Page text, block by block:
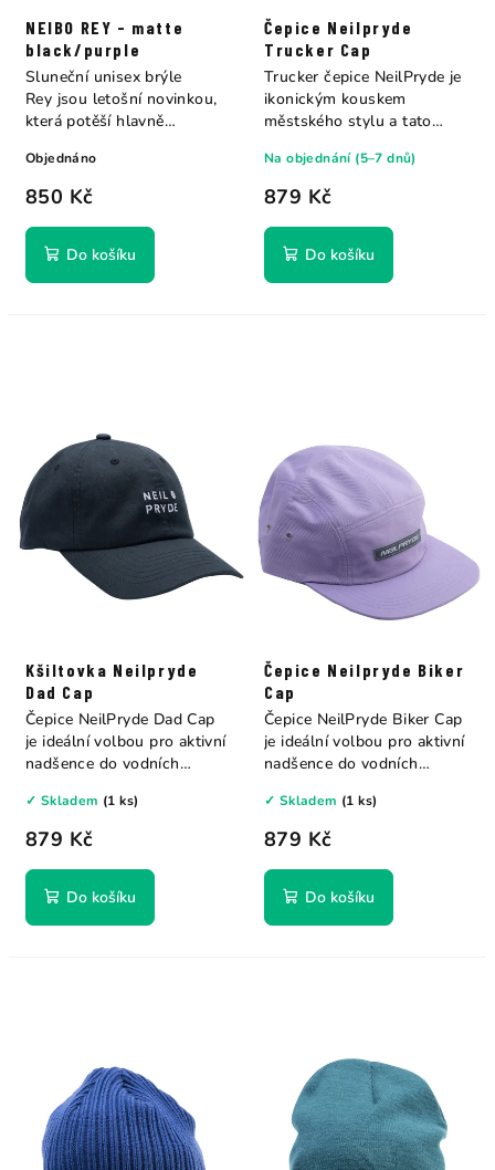
NEIBO REY - matte
black/purple
850 Kč
Objednáno
Do košíku
Sluneční unisex brýle
Rey jsou letošní novinkou,
která potěší hlavně
Čepice Neilpryde
Trucker Cap
879 Kč
Na objednání (5–7 dnů)
Do košíku
Trucker čepice NeilPryde je
ikonickým kouskem
městského stylu a tato
Kšiltovka Neilpryde
Dad Cap
879 Kč
✓ Skladem (1 ks)
Do košíku
Čepice NeilPryde Dad Cap
je ideální volbou pro aktivní
nadšence do vodních
Čepice Neilpryde Biker
Cap
879 Kč
✓ Skladem (1 ks)
Do košíku
Čepice NeilPryde Biker Cap
je ideální volbou pro aktivní
nadšence do vodních